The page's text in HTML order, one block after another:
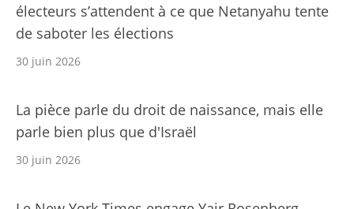
électeurs s’attendent à ce que Netanyahu tente
de saboter les élections
30 juin 2026
La pièce parle du droit de naissance, mais elle
parle bien plus que d'Israël
30 juin 2026